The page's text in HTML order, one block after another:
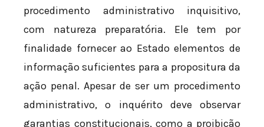
procedimento administrativo inquisitivo,
com natureza preparatória. Ele tem por
finalidade fornecer ao Estado elementos de
informação suficientes para a propositura da
ação penal. Apesar de ser um procedimento
administrativo, o inquérito deve observar
garantias constitucionais, como a proibição